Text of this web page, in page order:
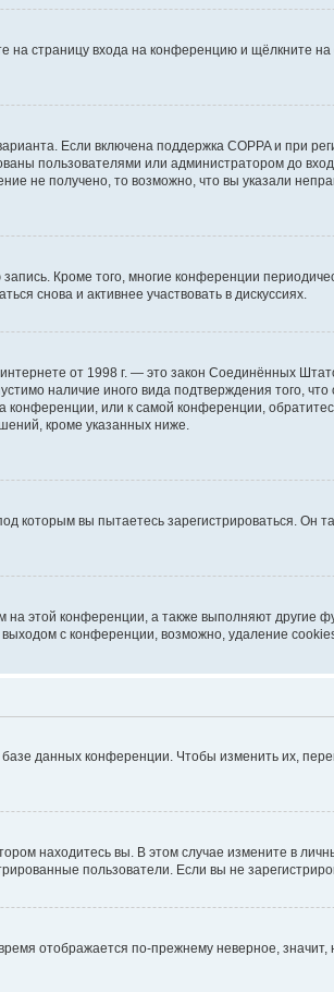
на страницу входа на конференцию и щёлкните на
Если включена поддержка COPPA и при
пользователями или администратором до
не получено, то возможно, что вы указали
Кроме того, многие конференции
снова и активнее участвовать в дискуссиях.
от 1998 г. — это закон Соединённых
наличие иного вида подтверждения того,
или к самой конференции,
кроме указанных ниже.
которым вы пытаетесь зарегистрироваться. Он
этой конференции, а также выполняют другие
с конференции, возможно, удаление
данных конференции. Чтобы изменить их,
находитесь вы. В этом случае измените в
пользователи. Если вы не
отображается по-прежнему неверное,